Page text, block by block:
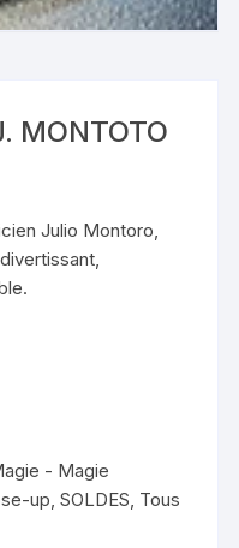
MONTOTO
Julio Montoro,
- Magie
up,SOLDES, Tous